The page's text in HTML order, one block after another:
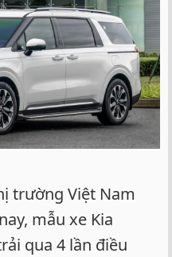
trường Việt Nam
mẫu xe Kia
qua 4 lần điều